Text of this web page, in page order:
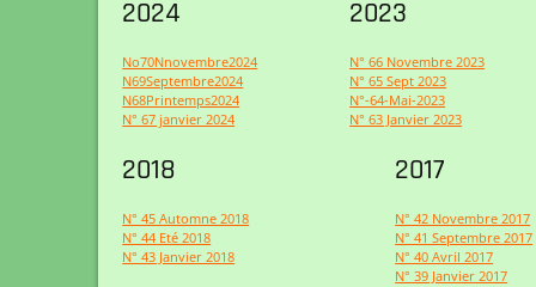
2024
No70Nnovembre2024
N69Septembre2024
N68Printemps2024
N° 67 janvier 2024
2023
N° 66 Novembre 2023
N° 65 Sept 2023
N°-64-Mai-2023
N° 63 Janvier 2023
2018
N° 45 Automne 2018
N° 44 Eté 2018
N° 43 Janvier 2018
2017
N° 42 Novembre 2017
N° 41 Septembre 2017
N° 40 Avril 2017
N° 39 Janvier 2017